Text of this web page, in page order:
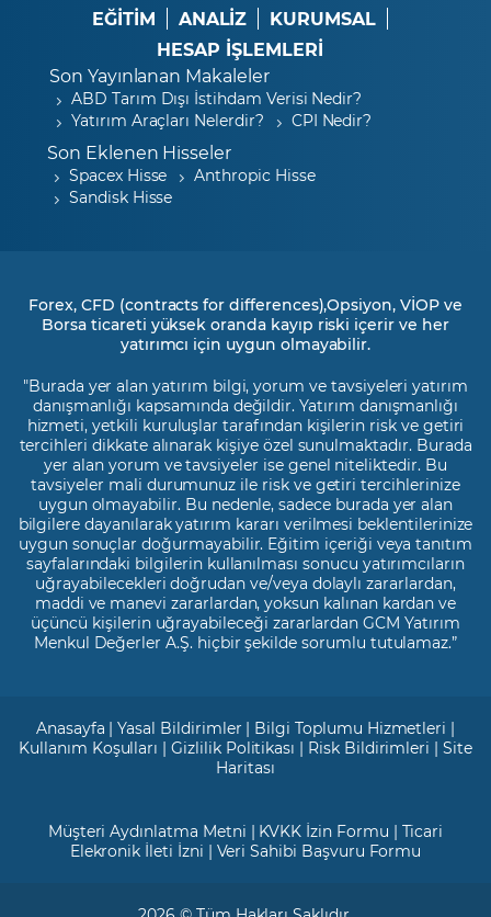
EĞİTİM
ANALİZ
KURUMSAL
HESAP İŞLEMLERİ
Son Yayınlanan Makaleler
ABD Tarım Dışı İstihdam Verisi Nedir?
Yatırım Araçları Nelerdir?
CPI Nedir?
Son Eklenen Hisseler
Spacex Hisse
Anthropic Hisse
Sandisk Hisse
Forex, CFD (contracts for differences),Opsiyon, VİOP ve
Borsa ticareti yüksek oranda kayıp riski içerir ve her
yatırımcı için uygun olmayabilir.
"Burada yer alan yatırım bilgi, yorum ve tavsiyeleri yatırım
danışmanlığı kapsamında değildir. Yatırım danışmanlığı
hizmeti, yetkili kuruluşlar tarafından kişilerin risk ve getiri
tercihleri dikkate alınarak kişiye özel sunulmaktadır. Burada
yer alan yorum ve tavsiyeler ise genel niteliktedir. Bu
tavsiyeler mali durumunuz ile risk ve getiri tercihlerinize
uygun olmayabilir. Bu nedenle, sadece burada yer alan
bilgilere dayanılarak yatırım kararı verilmesi beklentilerinize
uygun sonuçlar doğurmayabilir. Eğitim içeriği veya tanıtım
sayfalarındaki bilgilerin kullanılması sonucu yatırımcıların
uğrayabilecekleri doğrudan ve/veya dolaylı zararlardan,
maddi ve manevi zararlardan, yoksun kalınan kardan ve
üçüncü kişilerin uğrayabileceği zararlardan GCM Yatırım
Menkul Değerler A.Ş. hiçbir şekilde sorumlu tutulamaz.”
Anasayfa |Yasal Bildirimler | Bilgi Toplumu Hizmetleri |
Kullanım Koşulları |Gizlilik Politikası | Risk Bildirimleri |Site
Haritası
Müşteri Aydınlatma Metni | KVKK İzin Formu | Ticari
Elekronik İleti İzni | Veri Sahibi Başvuru Formu